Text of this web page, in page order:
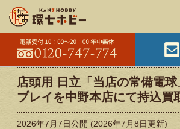
店頭用 日立「当店の常備電
プレイを中野本店にて持込買
2026年7月7日公開 (2026年7月8日更新)